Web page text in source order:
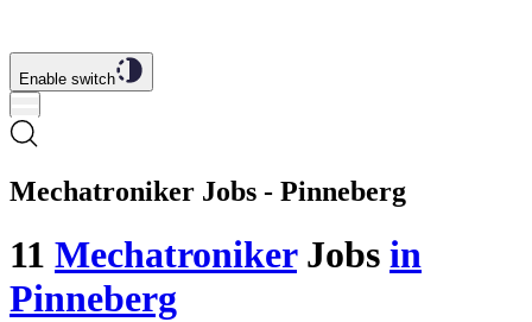
Enable switch
Mechatroniker Jobs - Pinneberg
11 MechatronikerJobs in
Pinneberg